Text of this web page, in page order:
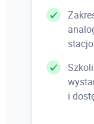
i